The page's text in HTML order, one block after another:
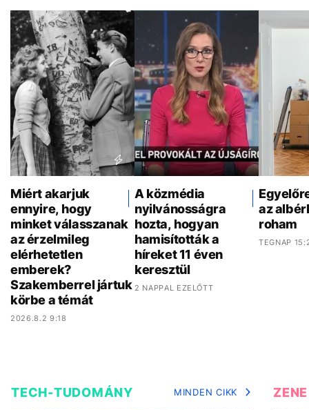
Miért akarjuk
ennyire, hogy
minket válasszanak
az érzelmileg
elérhetetlen
emberek?
Szakemberrel jártuk
körbe a témát
2026.8.2 9:18
A közmédia
nyilvánosságra
hozta, hogyan
hamisították a
híreket 11 éven
keresztül
2 NAPPAL EZELŐTT
az
roham
TEGNAP
TECH-TUDOMÁNY MINDEN CIKK ZENE